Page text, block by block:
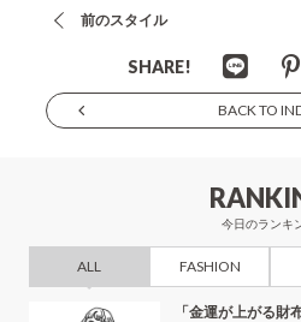
前のスタイル
SHARE!
BACK TO
今日のランキ
ALL FASHION
「金運が上がる財